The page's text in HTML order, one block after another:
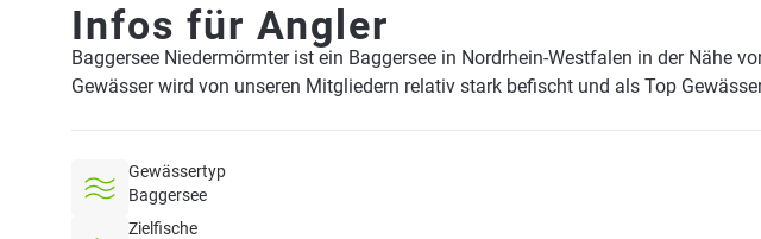
Infos für Angler
Baggersee Niedermörmter ist ein Baggersee in Nordrhein-Westfalen in der Nähe
Gewässer wird von unseren Mitgliedern relativ stark befischt und als Top
Gewässertyp
Baggersee
Zielfische